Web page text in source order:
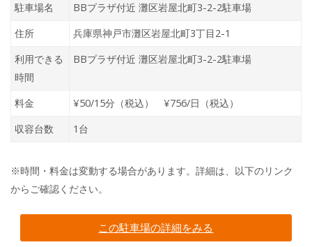
駐車場名
BBプラザ付近 灘区岩屋北町3-2-2駐車場
住所
兵庫県神戸市灘区岩屋北町3丁目2-1
利用できる
時間
BBプラザ付近 灘区岩屋北町3-2-2駐車場
料金
¥50/15分（税込） ¥756/日（税込）
収容台数
1台
※時間・料金は変動する場合があります。詳細は、以下のリンク
からご確認ください。
この駐車場の詳細をみる